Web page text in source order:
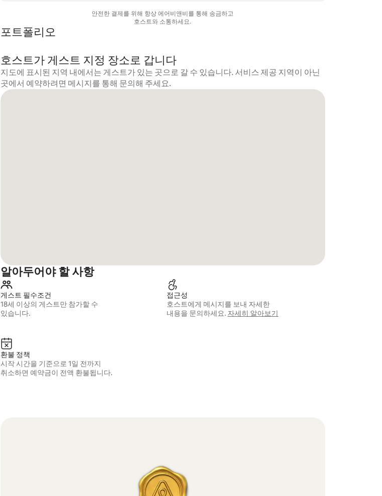
안전한 결제를 위해 항상 에어비앤비를 통해 송금하고
호스트와 소통하세요.
포트폴리오
호스트가 게스트 지정 장소로 갑니다
지도에 표시된 지역 내에서는 게스트가 있는 곳으로 갈 수 있습니다. 서비스 제공 지역이 아닌
곳에서 예약하려면 메시지를 통해 문의해 주세요.
알아두어야 할 사항
게스트 필수조건
18세 이상의 게스트만 참가할 수
있습니다.
접근성
호스트에게 메시지를 보내 자세한
내용을 문의하세요. 자세히 알아보기
환불 정책
시작 시간을 기준으로 1일 전까지
취소하면 예약금이 전액 환불됩니다.